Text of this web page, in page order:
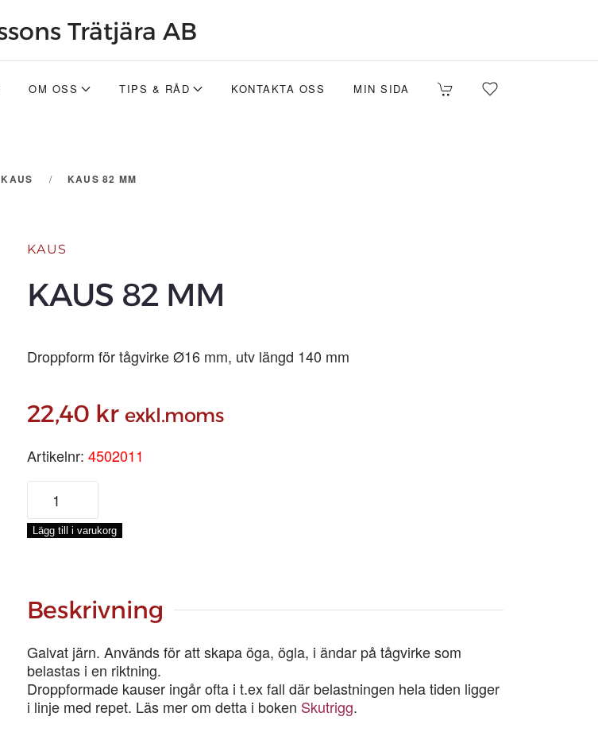
OM OSS TIPS & RÅD KONTAKTA OSS MIN SIDA
KAUS KAUS 82 MM
KAUS
KAUS 82 MM
Droppform för tågvirke Ø16 mm, utv längd 140 mm
22,40 kr exkl.moms
Artikelnr: 4502011
KAUS
MM
mängd
Lägg till i varukorg
Beskrivning
Galvat järn. Används för att skapa öga, ögla, i ändar på tågvirke som
belastas i en riktning.
Droppformade kauser ingår ofta i t.ex fall där belastningen hela tiden ligger
i linje med repet. Läs mer om detta i boken Skutrigg.